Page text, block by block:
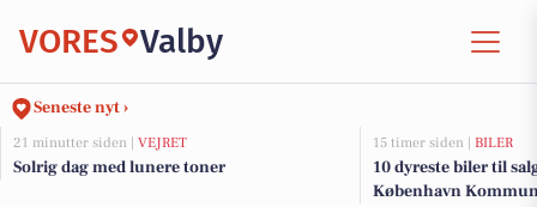
VORES Valby
Seneste nyt ›
21 minutter siden | VEJRET
Solrig dag med lunere toner
15 timer siden | BILER
10 dyreste biler til
København